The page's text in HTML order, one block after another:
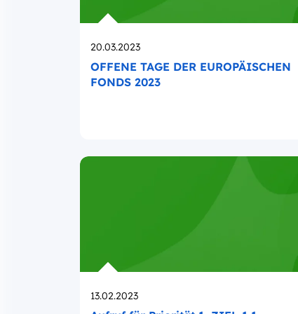
Opublikowano
20.03.2023
OFFENE TAGE DER EUROPÄISCHEN
FONDS 2023
Opublikowano
13.02.2023